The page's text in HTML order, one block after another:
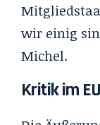
wir einig
Michel.
Kritik im